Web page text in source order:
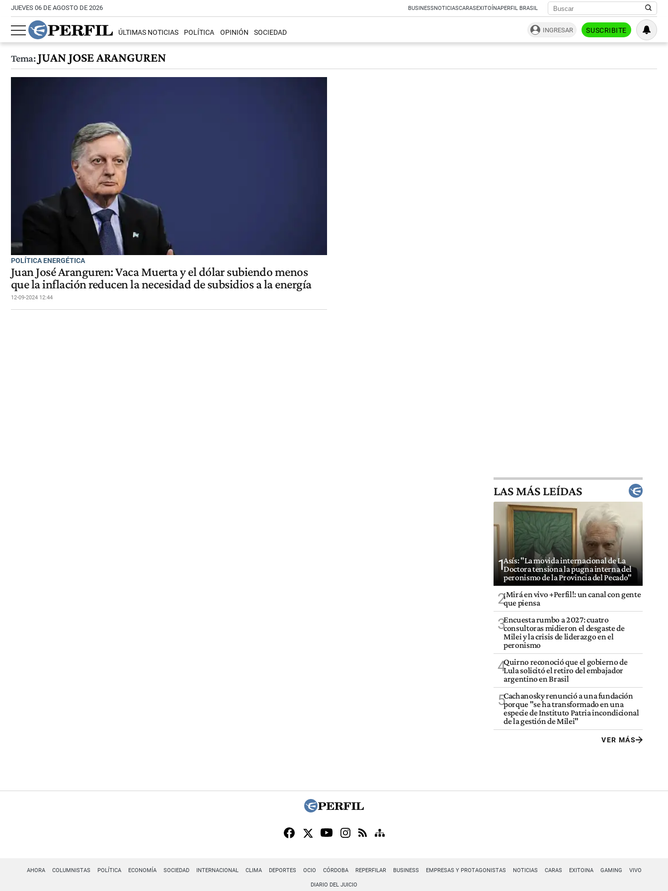
JUEVES 06 DE AGOSTO DE 2026 BUSINESSNOTICIASCARASEXITOÍNAPERFIL BRASIL
ÚLTIMAS NOTICIAS POLÍTICA OPINIÓN SOCIEDAD INGRESAR SUSCRIBITE
Tema:JUAN JOSE ARANGUREN
POLÍTICA ENERGÉTICA
Juan José Aranguren: Vaca Muerta y el dólar subiendo menos
que la inflación reducen la necesidad de subsidios a la energía
12-09-2024 12:44
LAS MÁS LEÍDAS
1Asís: "La movida internacional de La
Doctora tensiona la pugna interna del
peronismo de la Provincia del Pecado"
2¡Mirá en vivo +Perfil!: un canal con gente
que piensa
3Encuesta rumbo a 2027: cuatro
consultoras midieron el desgaste de
Milei y la crisis de liderazgo en el
peronismo
4Quirno reconoció que el gobierno de
Lula solicitó el retiro del embajador
argentino en Brasil
5Cachanosky renunció a una fundación
porque "se ha transformado en una
especie de Instituto Patria incondicional
de la gestión de Milei"
VER MÁS
AHORA COLUMNISTAS POLÍTICA ECONOMÍA SOCIEDAD INTERNACIONAL CLIMA DEPORTES OCIO CÓRDOBA REPERFILAR BUSINESS EMPRESAS Y PROTAGONISTAS NOTICIAS CARAS EXITOINA GAMING VIVO
DIARIO DEL JUICIO